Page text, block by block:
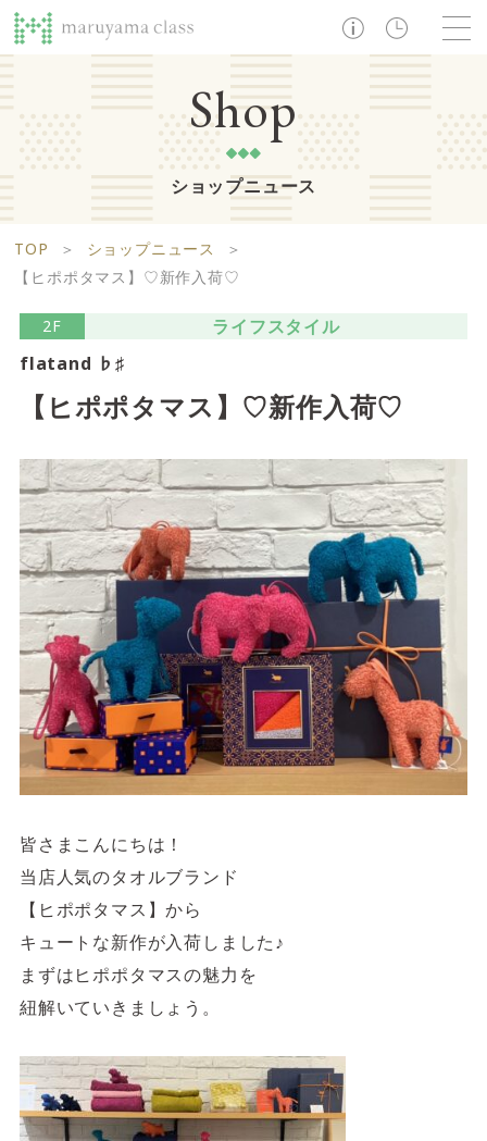
TOP
ショップ レストラン・カフェ ショップニュース
イベント・お知らせ 施設案内
検索
Zooっと割
求人情報
サイトご利用にあたって
サイトマップ
閉じる
Life support floor
ライフサポートフロア
営業時間 10:00 ~ 20:00
1F Food boutique floor
営業時間 10:00 ~ 20:00
※一部店舗は営業時間が異なります。
2F Fashion & Life style floor
ファッション＆ライフスタイルフロア
営業時間 10:00 ~ 20:00
3F Service & Beauty & Restaurant
サービス＆ビューティー＆レストランフロア
営業時間 10:00 ~ 22:00
4F/5F Physical care floor
営業時間 10:00 ~ 23:00
Shop
ショップニュース
TOP ＞ ショップニュース
＞
【ヒポポタマス】♡新作入荷♡
2F
ライフスタイル
flatand ♭♯
【ヒポポタマス】♡新作入荷♡
皆さまこんにちは！
当店人気のタオルブランド
【ヒポポタマス】から
キュートな新作が入荷しました♪
まずはヒポポタマスの魅力を
紐解いていきましょう。